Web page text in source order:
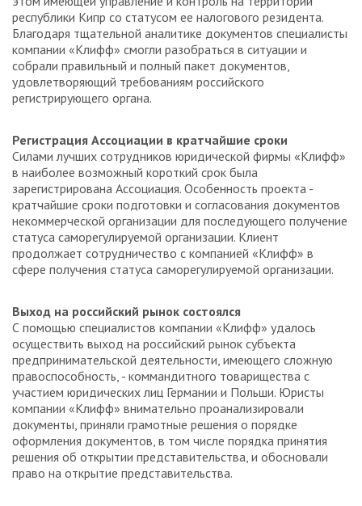
республики Кипр со статусом ее налогового резидента.
Благодаря тщательной аналитике документов специалисты
компании «Клифф» смогли разобраться в ситуации и
собрали правильный и полный пакет документов,
удовлетворяющий требованиям российского
регистрирующего органа.
Регистрация Ассоциации в кратчайшие сроки
Силами лучших сотрудников юридической фирмы «Клифф»
в наиболее возможный короткий срок была
зарегистрирована Ассоциация. Особенность проекта -
кратчайшие сроки подготовки и согласования документов
некоммерческой организации для последующего получение
статуса саморегулируемой организации. Клиент
продолжает сотрудничество с компанией «Клифф» в
сфере получения статуса саморегулируемой организации.
Выход на российский рынок состоялся
С помощью специалистов компании «Клифф» удалось
осуществить выход на российский рынок субъекта
предпринимательской деятельности, имеющего сложную
правоспособность, - коммандитного товарищества с
участием юридических лиц Германии и Польши. Юристы
компании «Клифф» внимательно проанализировали
документы, приняли грамотные решения о порядке
оформления документов, в том числе порядка принятия
решения об открытии представительства, и обосновали
право на открытие представительства.